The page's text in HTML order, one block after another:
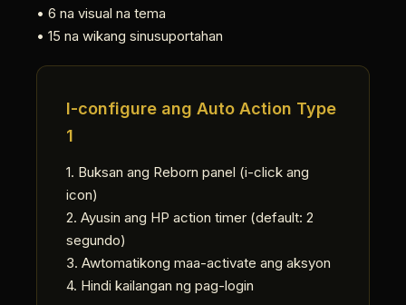
• 6 na visual na tema
• 15 na wikang sinusuportahan
I-configure ang Auto Action Type
1
1. Buksan ang Reborn panel (i-click ang
icon)
2. Ayusin ang HP action timer (default: 2
segundo)
3. Awtomatikong maa-activate ang aksyon
4. Hindi kailangan ng pag-login